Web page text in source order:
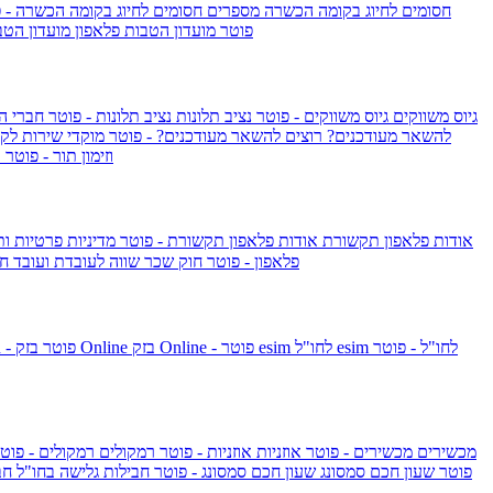
חסומים לחיוג בקומה הכשרה מספרים חסומים לחיוג בקומה הכשרה
IsraelieSIM by Pelephone - פוטר מועדון הטבות פלאפון מועדון
גיוס משווקים גיוס משווקים - פוטר נציב תלונות נציב תלונות - פוטר חברי
להשאר מעודכנים? רוצים להשאר מעודכנים? - פוטר מוקדי שירות
וזימון תור - פוטר
אודות פלאפון תקשורת אודות פלאפון תקשורת - פוטר מדיניות פרטיות
פלאפון - פוטר חוק שכר שווה לעובדת ועובד
yes+FIBER - פוטר בזק Online esim לחו"ל - פוטר
מכשירים מכשירים - פוטר אוזניות אוזניות - פוטר רמקולים רמקולים -
שעון Apple Watch Series 10 - פוטר שעון חכם סמסונג שעון חכם סמסונג - פוטר חבילות גלישה בחו"ל